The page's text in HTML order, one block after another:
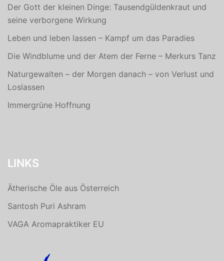
Der Gott der kleinen Dinge: Tausendgüldenkraut und
seine verborgene Wirkung
Leben und leben lassen – Kampf um das Paradies
Die Windblume und der Atem der Ferne – Merkurs Tanz
Naturgewalten – der Morgen danach – von Verlust und
Loslassen
Immergrüne Hoffnung
LINKS
Ätherische Öle aus Österreich
Santosh Puri Ashram
VAGA Aromapraktiker EU